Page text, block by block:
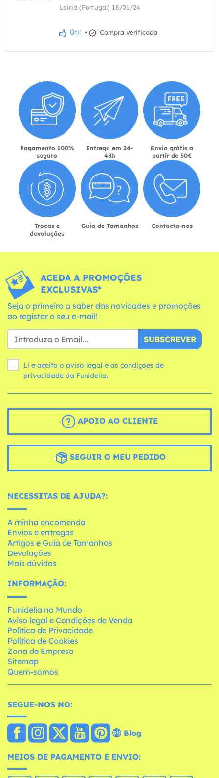
Leiria (Portugal) 18/01/24
Útil • Compra verificada
Pagamento 100%
seguro
Entrega em 24-
48h
Envio grátis a
partir de 50€
Trocas e
devoluções
Guia de Tamanhos Contacta-nos
ACEDA A PROMOÇÕES
EXCLUSIVAS*
Seja o primeiro a saber das novidades e promoções
ao registar o seu e-mail!
SUBSCREVER
Li e aceito o aviso legal e as condições
privacidade da Funidelia.
APOIO AO CLIENTE
SEGUIR O MEU PEDIDO
NECESSITAS DE AJUDA?:
A minha encomenda
Envios e entregas
Artigos e Guia de Tamanhos
Devoluções
Mais dúvidas
INFORMAÇÃO:
Funidelia no Mundo
Aviso legal e Condições de Venda
Política de Privacidade
Política de Cookies
Zona de Empresa
Sitemap
Quem-somos
SEGUE-NOS NO:
Blog
MEIOS DE PAGAMENTO E ENVIO: